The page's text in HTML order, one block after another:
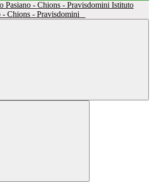
Istituto
- Chions - Pravisdomini